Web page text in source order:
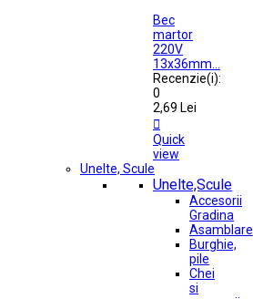
Bec
martor
220V
13x36mm...
Recenzie(i):
0
2,69 Lei

Quick
view
Unelte, Scule
Unelte,Scule
Accesorii
Gradina
Asamblare
Burghie,
pile
Chei
si